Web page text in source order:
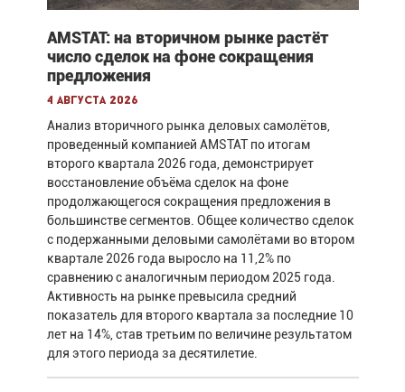
AMSTAT: на вторичном рынке растёт
число сделок на фоне сокращения
предложения
4 августа 2026
Анализ вторичного рынка деловых самолётов,
проведенный компанией AMSTAT по итогам
второго квартала 2026 года, демонстрирует
восстановление объёма сделок на фоне
продолжающегося сокращения предложения в
большинстве сегментов. Общее количество сделок
с подержанными деловыми самолётами во втором
квартале 2026 года выросло на 11,2% по
сравнению с аналогичным периодом 2025 года.
Активность на рынке превысила средний
показатель для второго квартала за последние 10
лет на 14%, став третьим по величине результатом
для этого периода за десятилетие.